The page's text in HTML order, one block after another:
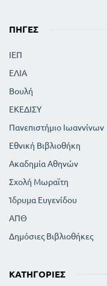
ΠΗΓΈΣ
ΙΕΠ
ΕΛΙΑ
Βουλή
ΕΚΕΔΙΣΥ
Πανεπιστήμιο Ιωαννίνων
Εθνική Βιβλιοθήκη
Ακαδημία Αθηνών
Σχολή Μωραϊτη
Ίδρυμα Ευγενίδου
ΑΠΘ
Δημόσιες Βιβλιοθήκες
ΚΑΤΗΓΟΡΊΕΣ